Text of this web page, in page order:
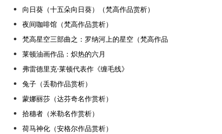
向日葵（十五朵向日葵）（梵高作品赏析）
夜间咖啡馆（梵高作品赏析）
梵高星空三部曲之：罗纳河上的星空（梵高作品
莱顿油画作品：炽热的六月
弗雷德里克·莱顿代表作《缠毛线》
兔子（丢勒作品赏析）
蒙娜丽莎（达芬奇名作赏析）
拾穗者（米勒名作赏析）
荷马神化（安格尔作品赏析）